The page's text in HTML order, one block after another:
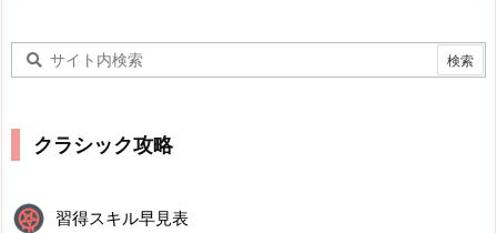
クラシック攻略
習得スキル早見表